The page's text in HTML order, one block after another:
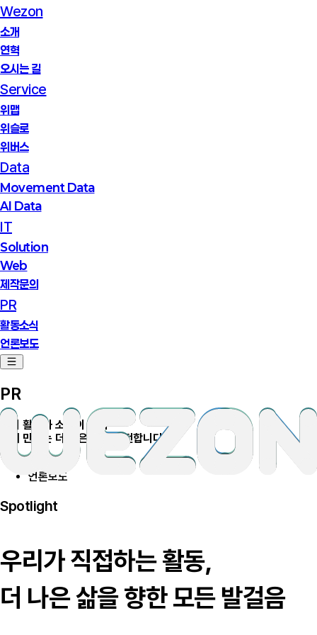
Wezon
소개
연혁
오시는 길
Service
위맵
위슬로
위버스
Data
Movement Data
AI Data
IT
Solution
Web
제작문의
PR
활동소식
언론보도
PR
우리 활동과 소식이 모여
함께 만드는 더 나은 변화를 전합니다.
언론보도
Spotlight
우리가 직접하는 활동,
더 나은 삶을 향한 모든 발걸음